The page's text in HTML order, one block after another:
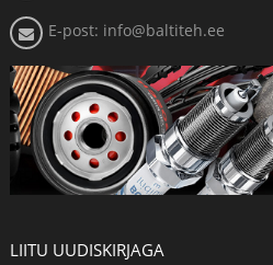
E-post: info@baltiteh.ee
LIITU UUDISKIRJAGA